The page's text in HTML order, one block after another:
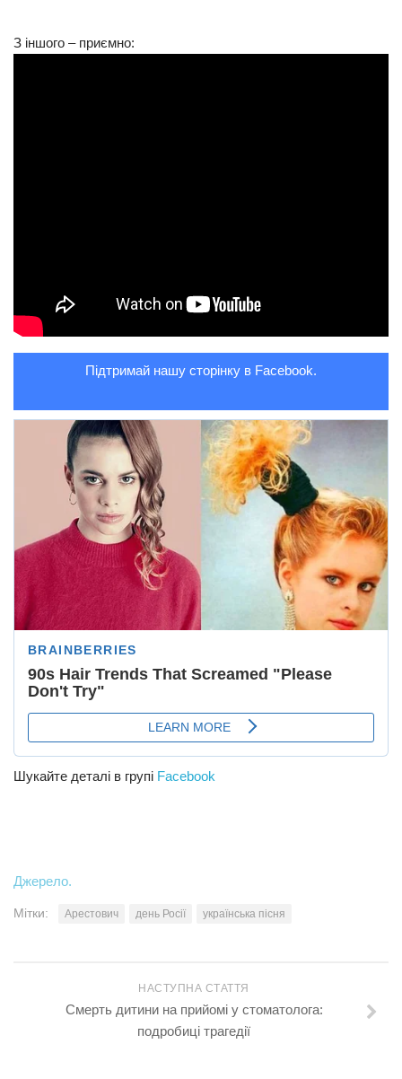
Кримінал
З іншого – приємно:
Підтримай нашу сторінку в Facebook.
Шукайте деталі в групі Facebook
Джерело.
Мітки: Арестович день Росії українська пісня
НАСТУПНА СТАТТЯ
Смерть дитини на прийомі у стоматолога:
подробиці трагедії